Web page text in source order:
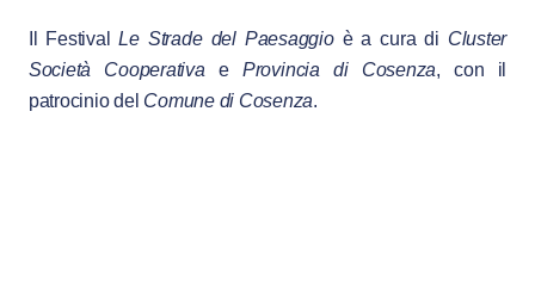
Il FestivalLe Strade del Paesaggioè a cura di Cluster
Società Cooperativa e Provincia di Cosenza, con il
patrocinio del Comune di Cosenza.